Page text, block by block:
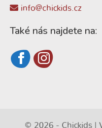
info@chickids.cz
Také nás najdete na:
© 2026 - Chickids |